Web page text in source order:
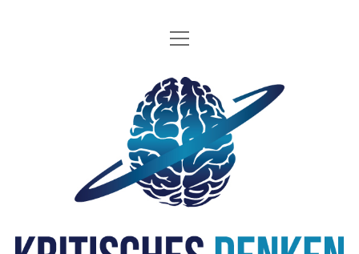
INFO
ÜBER UNS
WAS IST KRITISCHES DENKEN?
GÄSTE
THEMEN
UNTERSTÜTZUNG
Menü
öffnen
Kritisches
Podcast